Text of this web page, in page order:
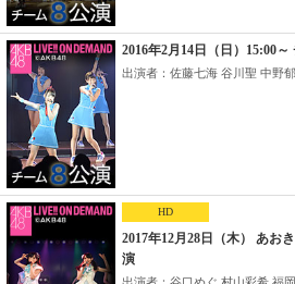
2016年2月14日（日）15:00
出演者：佐藤七海 谷川聖 中野郁
HD
2017年12月28日（木） あお
演